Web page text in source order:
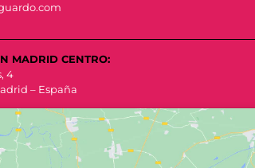
MADRID CENTRO:
4
– España